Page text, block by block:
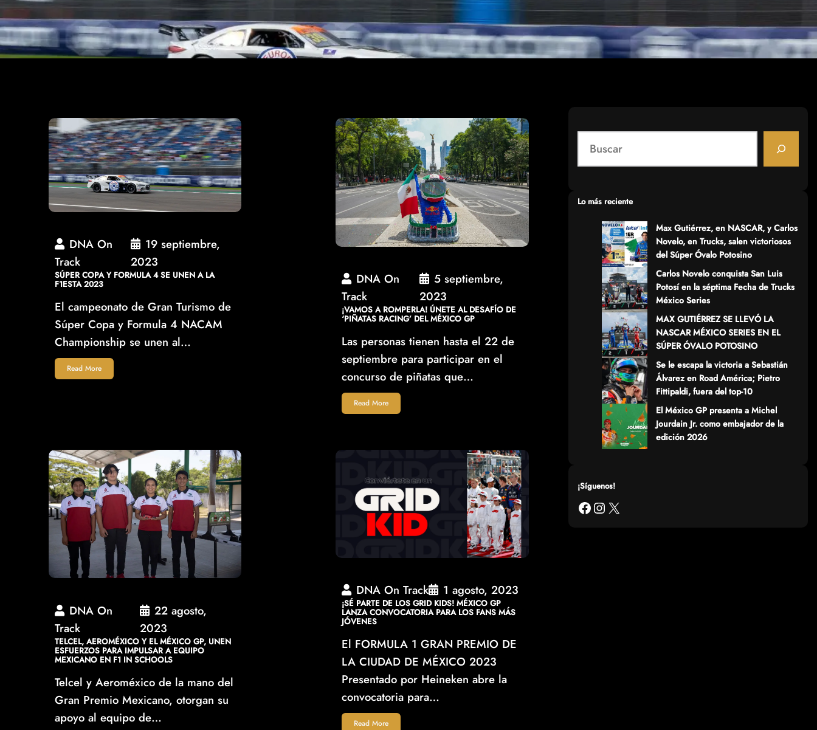
DNA On
Track
19 septiembre,
2023
SÚPER COPA Y FORMULA 4 SE UNEN A LA
F1ESTA 2023
El campeonato de Gran Turismo de
Súper Copa y Formula 4 NACAM
Championship se unen al…
Read More
DNA On
Track
5 septiembre,
2023
¡VAMOS A ROMPERLA! ÚNETE AL DESAFÍO DE
‘PIÑATAS RACING’ DEL MÉXICO GP
Las personas tienen hasta el 22 de
septiembre para participar en el
concurso de piñatas que…
Read More
DNA On
Track
22 agosto,
2023
TELCEL, AEROMÉXICO Y EL MÉXICO GP, UNEN
ESFUERZOS PARA IMPULSAR A EQUIPO
MEXICANO EN F1 IN SCHOOLS
Telcel y Aeroméxico de la mano del
Gran Premio Mexicano, otorgan su
apoyo al equipo de…
DNA On Track 1 agosto, 2023
¡SÉ PARTE DE LOS GRID KIDS! MÉXICO GP
LANZA CONVOCATORIA PARA LOS FANS MÁS
JÓVENES
El FORMULA 1 GRAN PREMIO DE
LA CIUDAD DE MÉXICO 2023
Presentado por Heineken abre la
convocatoria para…
Read More
a
cLo más reciente
Max Gutiérrez, en NASCAR, y Carlos
Novelo, en Trucks, salen victoriosos
del Súper Óvalo Potosino
Carlos Novelo conquista San Luis
Potosí en la séptima Fecha de Trucks
México Series
MAX GUTIÉRREZ SE LLEVÓ LA
NASCAR MÉXICO SERIES EN EL
SÚPER ÓVALO POTOSINO
Se le escapa la victoria a Sebastián
Álvarez en Road América; Pietro
Fittipaldi, fuera del top-10
El México GP presenta a Michel
Jourdain Jr. como embajador de la
edición 2026
¡Síguenos!
Facebook Instagram X